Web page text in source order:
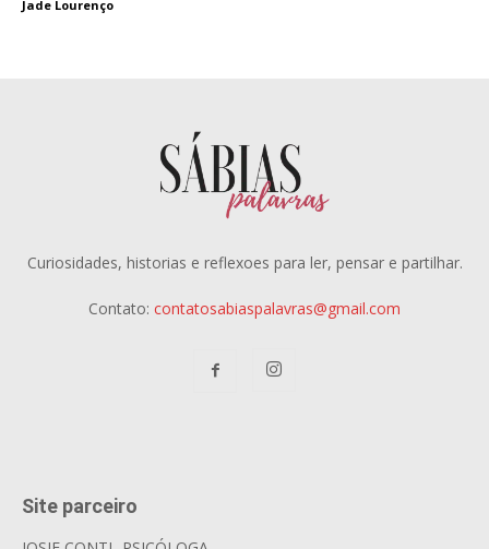
Jade Lourenço
Curiosidades, historias e reflexoes para ler, pensar e partilhar.
Contato: contatosabiaspalavras@gmail.com
Site parceiro